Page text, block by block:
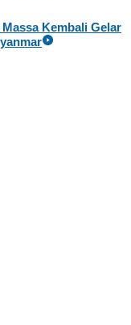
Massa Kembali Gelar